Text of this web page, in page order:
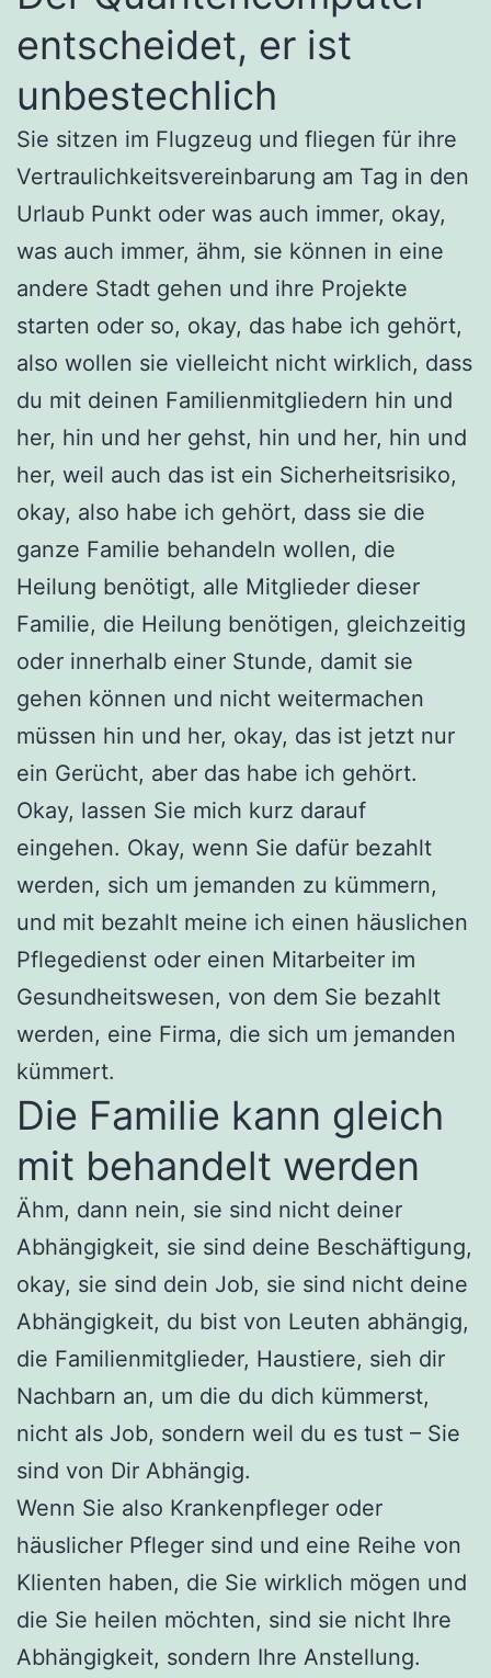
entscheidet, er ist
unbestechlich
Sie sitzen im Flugzeug und fliegen für ihre
Vertraulichkeitsvereinbarung am Tag in den
Urlaub Punkt oder was auch immer, okay,
was auch immer, ähm, sie können in eine
andere Stadt gehen und ihre Projekte
starten oder so, okay, das habe ich gehört,
also wollen sie vielleicht nicht wirklich, dass
du mit deinen Familienmitgliedern hin und
her, hin und her gehst, hin und her, hin und
her, weil auch das ist ein Sicherheitsrisiko,
okay, also habe ich gehört, dass sie die
ganze Familie behandeln wollen, die
Heilung benötigt, alle Mitglieder dieser
Familie, die Heilung benötigen, gleichzeitig
oder innerhalb einer Stunde, damit sie
gehen können und nicht weitermachen
müssen hin und her, okay, das ist jetzt nur
ein Gerücht, aber das habe ich gehört.
Okay, lassen Sie mich kurz darauf
eingehen. Okay, wenn Sie dafür bezahlt
werden, sich um jemanden zu kümmern,
und mit bezahlt meine ich einen häuslichen
Pflegedienst oder einen Mitarbeiter im
Gesundheitswesen, von dem Sie bezahlt
werden, eine Firma, die sich um jemanden
kümmert.
Die Familie kann gleich
mit behandelt werden
Ähm, dann nein, sie sind nicht deiner
Abhängigkeit, sie sind deine Beschäftigung,
okay, sie sind dein Job, sie sind nicht deine
Abhängigkeit, du bist von Leuten abhängig,
die Familienmitglieder, Haustiere, sieh dir
Nachbarn an, um die du dich kümmerst,
nicht als Job, sondern weil du es tust – Sie
sind von Dir Abhängig.
Wenn Sie also Krankenpfleger oder
häuslicher Pfleger sind und eine Reihe von
Klienten haben, die Sie wirklich mögen und
die Sie heilen möchten, sind sie nicht Ihre
Abhängigkeit, sondern Ihre Anstellung.